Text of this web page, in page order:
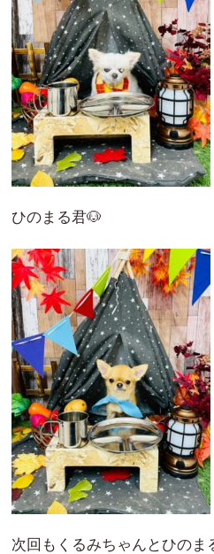
ひのまる君🐶
次回もくるみちゃんとひのま